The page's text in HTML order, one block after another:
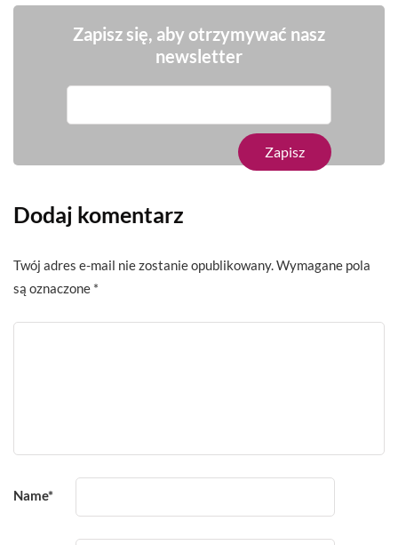
Zapisz się, aby otrzymywać nasz
newsletter
Dodaj komentarz
Twój adres e-mail nie zostanie opublikowany.Wymagane pola
są oznaczone *
Name*